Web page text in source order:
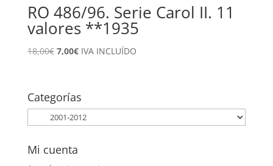
RO 486/96. Serie Carol II. 11
valores **1935
18,00€ El
era:
18,00€.
7,00€El
7,00€.
IVA INCLUÍDO
Categorías
Mi cuenta